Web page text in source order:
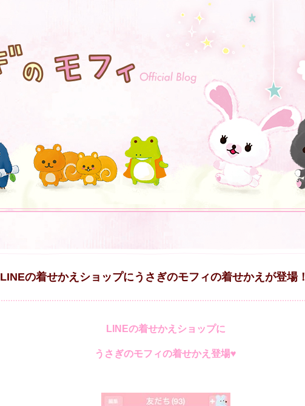
LINEの着せかえショップにうさぎのモフィの着せかえが登場！
LINEの着せかえショップに
うさぎのモフィの着せかえ登場♥